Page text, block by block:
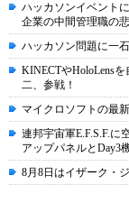
ハッカソンイベント
企業の中間管理職の
ハッカソン問題に一
KINECTやHoloLens
二、参戦！
マイクロソフトの最
連邦宇宙軍E.F.S.F.に
アップパネルとDay3
8月8日はイザーク・